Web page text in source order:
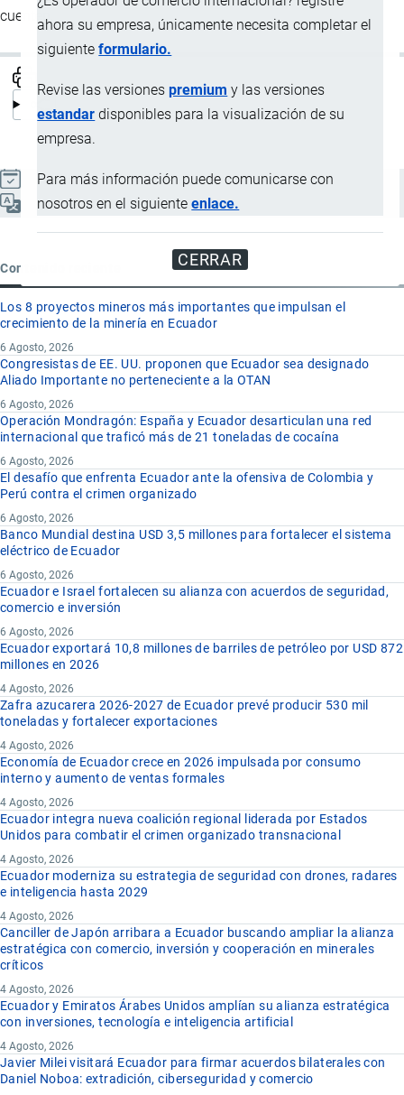
ahora su empresa, únicamente necesita completar el
siguienteformulario.
Revise las versionespremium y las versiones
estandar disponibles para la visualización de su
empresa.
Para más información puede comunicarse con
nosotros en el siguienteenlace.
CERRAR
cuenten.
Actualizado el 8 Septiembre, 2024
Español
Contenido reciente
Los 8 proyectos mineros más importantes que impulsan el
crecimiento de la minería en Ecuador
6 Agosto, 2026
Congresistas de EE. UU. proponen que Ecuador sea designado
Aliado Importante no perteneciente a la OTAN
6 Agosto, 2026
Operación Mondragón: España y Ecuador desarticulan una red
internacional que traficó más de 21 toneladas de cocaína
6 Agosto, 2026
El desafío que enfrenta Ecuador ante la ofensiva de Colombia y
Perú contra el crimen organizado
6 Agosto, 2026
Banco Mundial destina USD 3,5 millones para fortalecer el sistema
eléctrico de Ecuador
6 Agosto, 2026
Ecuador e Israel fortalecen su alianza con acuerdos de seguridad,
comercio e inversión
6 Agosto, 2026
Ecuador exportará 10,8 millones de barriles de petróleo por USD 872
millones en 2026
4 Agosto, 2026
Zafra azucarera 2026-2027 de Ecuador prevé producir 530 mil
toneladas y fortalecer exportaciones
4 Agosto, 2026
Economía de Ecuador crece en 2026 impulsada por consumo
interno y aumento de ventas formales
4 Agosto, 2026
Ecuador integra nueva coalición regional liderada por Estados
Unidos para combatir el crimen organizado transnacional
4 Agosto, 2026
Ecuador moderniza su estrategia de seguridad con drones, radares
e inteligencia hasta 2029
4 Agosto, 2026
Canciller de Japón arribara a Ecuador buscando ampliar la alianza
estratégica con comercio, inversión y cooperación en minerales
críticos
4 Agosto, 2026
Ecuador y Emiratos Árabes Unidos amplían su alianza estratégica
con inversiones, tecnología e inteligencia artificial
4 Agosto, 2026
Javier Milei visitará Ecuador para firmar acuerdos bilaterales con
Daniel Noboa: extradición, ciberseguridad y comercio